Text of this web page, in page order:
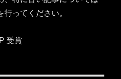
ってください。
受賞